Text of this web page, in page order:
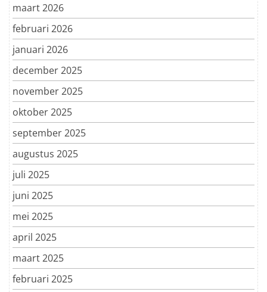
maart 2026
februari 2026
januari 2026
december 2025
november 2025
oktober 2025
september 2025
augustus 2025
juli 2025
juni 2025
mei 2025
april 2025
maart 2025
februari 2025